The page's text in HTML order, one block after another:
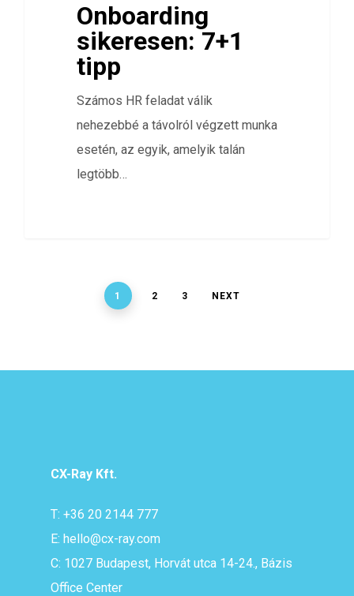
Onboarding
sikeresen: 7+1
tipp
Számos HR feladat válik
nehezebbé a távolról végzett munka
esetén, az egyik, amelyik talán
legtöbb…
1 2 3 NEXT
CX-Ray Kft.
T: +36 20 2144 777
E: hello@cx-ray.com
C: 1027 Budapest, Horvát utca 14-24., Bázis
Office Center